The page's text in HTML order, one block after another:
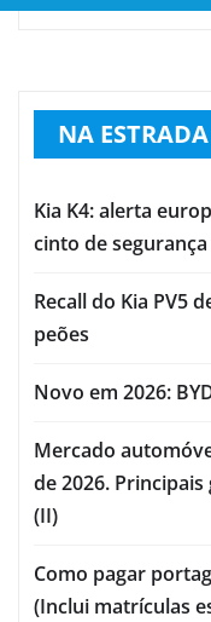
NA ESTRADA
Kia K4: alerta
cinto de segurança
Recall do Kia PV5
peões
Novo em 2026:
Mercado
de 2026.
(II)
Como pagar
(Inclui matrículas